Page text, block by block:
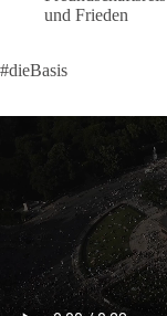
58
DieBasis
🔎 Über 100-mal
Anthony Fauci,
Präsidenten, hat bei
als 100 Fragen die
Bewertung werden
und Frieden
#dieBasis